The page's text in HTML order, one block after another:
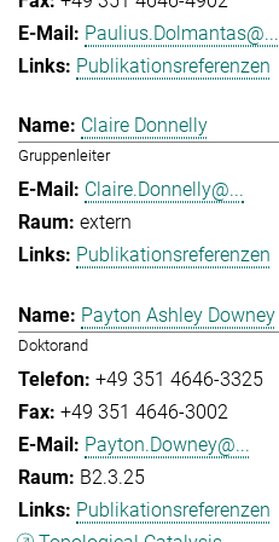
Paulius.Dolmantas@...
Publikationsreferenzen
Claire Donnelly
Gruppenleiter
Claire.Donnelly@...
extern
Publikationsreferenzen
Payton Ashley Downey
Doktorand
+49 351 4646-3325
+49 351 4646-3002
Payton.Downey@...
B2.3.25
Publikationsreferenzen